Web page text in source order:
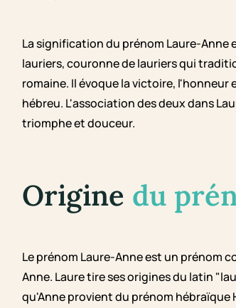
La signification du prénom Laure-Anne
lauriers, couronne de lauriers qui
romaine. Il évoque la victoire, l'honneur
hébreu. L'association des deux dans
triomphe et douceur.
Origine du
Le prénom Laure-Anne est un prénom
Anne. Laure tire ses origines du latin
qu'Anne provient du prénom